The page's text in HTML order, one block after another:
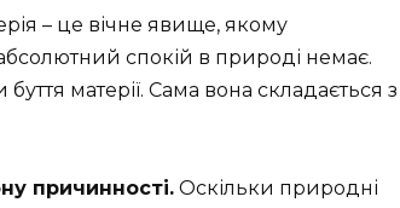
– це вічне явище, якому
спокій в природі немає.
матерії. Сама вона складається з
причинності. Оскільки природні